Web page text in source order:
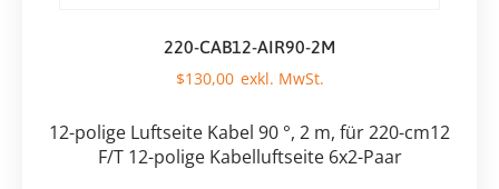
220-CAB12-AIR90-2M
$130,00
12-polige Luftseite Kabel 90 °, 2 m, für 220-cm12
F/T 12-polige Kabelluftseite 6x2-Paar